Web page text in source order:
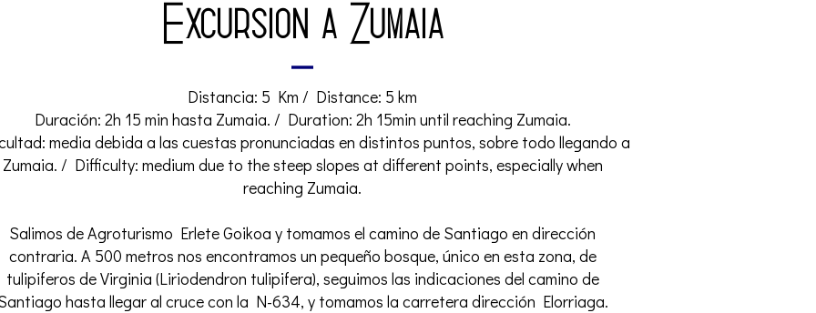
Excursión a Zumaia
Distancia: 5 Km / Distance: 5 km
Duración: 2h 15 min hasta Zumaia. / Duration: 2h 15min until reaching Zumaia.
media debida a las cuestas pronunciadas en distintos puntos, sobre todo llegando a
Zumaia. / Difficulty: medium due to the steep slopes at different points, especially when
reaching Zumaia.
Salimos de Agroturismo Erlete Goikoa y tomamos el camino de Santiago en dirección
contraria. A 500 metros nos encontramos un pequeño bosque, único en esta zona, de
tulipiferos de Virginia (Liriodendron tulipifera), seguimos las indicaciones del camino de
hasta llegar al cruce con la N-634, y tomamos la carretera dirección Elorriaga.